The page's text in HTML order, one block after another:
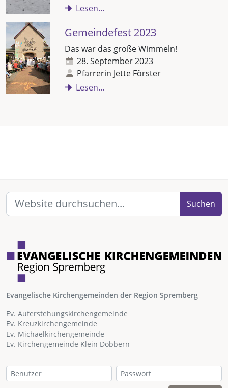
Lesen...
Gemeindefest 2023
Das war das große Wimmeln!
28. September 2023
Pfarrerin Jette Förster
Lesen...
Suchen
Evangelische Kirchengemeinden der Region Spremberg
Ev. Auferstehungskirchengemeinde
Ev. Kreuzkirchengemeinde
Ev. Michaelkirchengemeinde
Ev. Kirchengemeinde Klein Döbbern